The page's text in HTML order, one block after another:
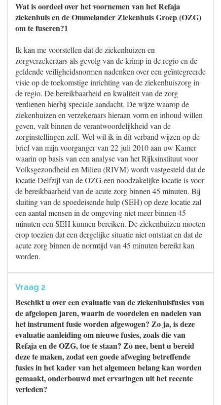
Wat is oordeel over het voornemen van het Refaja
ziekenhuis en de Ommelander Ziekenhuis Groep (OZG)
om te fuseren?1
Ik kan me voorstellen dat de ziekenhuizen en
zorgverzekeraars als gevolg van de krimp in de regio en de
geldende veiligheidsnormen nadenken over een geïntegreerde
visie op de toekomstige inrichting van de ziekenhuiszorg in
de regio. De bereikbaarheid en kwaliteit van de zorg
verdienen hierbij speciale aandacht. De wijze waarop de
ziekenhuizen en verzekeraars hieraan vorm en inhoud willen
geven, valt binnen de verantwoordelijkheid van de
zorginstellingen zelf. Wel wil ik in dit verband wijzen op de
brief van mijn voorganger van 22 juli 2010 aan uw Kamer
waarin op basis van een analyse van het Rijksinstituut voor
Volksgezondheid en Milieu (RIVM) wordt vastgesteld dat de
locatie Delfzijl van de OZG een noodzakelijke locatie is voor
de bereikbaarheid van de acute zorg binnen 45 minuten. Bij
sluiting van de spoedeisende hulp (SEH) op deze locatie zal
een aantal mensen in de omgeving niet meer binnen 45
minuten een SEH kunnen bereiken. De ziekenhuizen moeten
erop toezien dat een dergelijke situatie niet ontstaat en dat de
acute zorg binnen de normtijd van 45 minuten bereikt kan
worden.
Vraag 2
Beschikt u over een evaluatie van de ziekenhuisfusies van
de afgelopen jaren, waarin de voordelen en nadelen van
het instrument fusie worden afgewogen? Zo ja, is deze
evaluatie aanleiding om nieuwe fusies, zoals die van
Refaja en de OZG, toe te staan? Zo nee, bent u bereid
deze te maken, zodat een goede afweging betreffende
fusies in het kader van het algemeen belang kan worden
gemaakt, onderbouwd met ervaringen uit het recente
verleden?